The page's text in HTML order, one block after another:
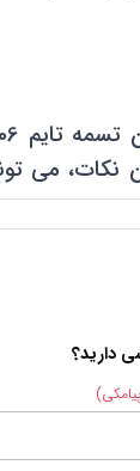
نکات، می
دارید؟